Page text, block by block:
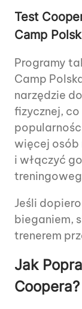
Test
Camp
Programy
Camp
narzędzie
fizycznej,
więcej osób
i włączyć
Jeśli
bieganiem,
trenerem
Jak
Coopera?